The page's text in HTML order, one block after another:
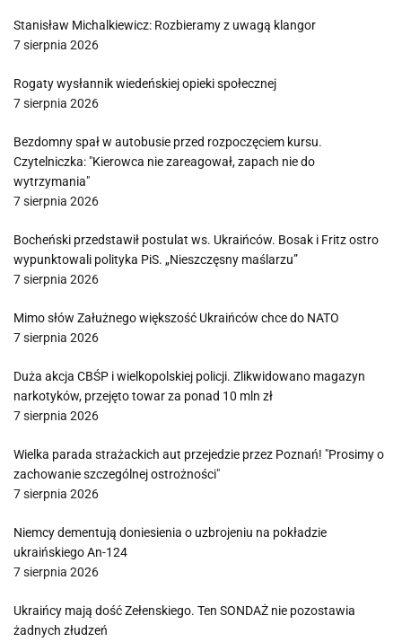
Stanisław Michalkiewicz: Rozbieramy z uwagą klangor
7 sierpnia 2026
Rogaty wysłannik wiedeńskiej opieki społecznej
7 sierpnia 2026
Bezdomny spał w autobusie przed rozpoczęciem kursu.
Czytelniczka: "Kierowca nie zareagował, zapach nie do
wytrzymania"
7 sierpnia 2026
Bocheński przedstawił postulat ws. Ukraińców. Bosak i Fritz ostro
wypunktowali polityka PiS. „Nieszczęsny maślarzu”
7 sierpnia 2026
Mimo słów Załużnego większość Ukraińców chce do NATO
7 sierpnia 2026
Duża akcja CBŚP i wielkopolskiej policji. Zlikwidowano magazyn
narkotyków, przejęto towar za ponad 10 mln zł
7 sierpnia 2026
Wielka parada strażackich aut przejedzie przez Poznań! "Prosimy o
zachowanie szczególnej ostrożności"
7 sierpnia 2026
Niemcy dementują doniesienia o uzbrojeniu na pokładzie
ukraińskiego An-124
7 sierpnia 2026
Ukraińcy mają dość Zełenskiego. Ten SONDAŻ nie pozostawia
żadnych złudzeń